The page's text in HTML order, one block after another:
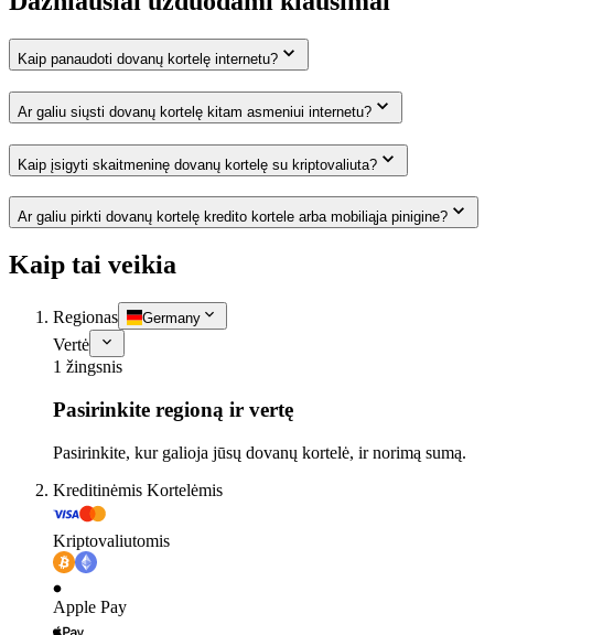
Kaip panaudoti dovanų kortelę internetu?
Ar galiu siųsti dovanų kortelę kitam asmeniui internetu?
Kaip įsigyti skaitmeninę dovanų kortelę su kriptovaliuta?
Ar galiu pirkti dovanų kortelę kredito kortele arba mobiliąja pinigine?
Kaip tai veikia
Regionas Germany
Vertė
1 žingsnis
Pasirinkite regioną ir vertę
Pasirinkite, kur galioja jūsų dovanų kortelė, ir norimą sumą.
Kreditinėmis Kortelėmis
Kriptovaliutomis
Apple Pay